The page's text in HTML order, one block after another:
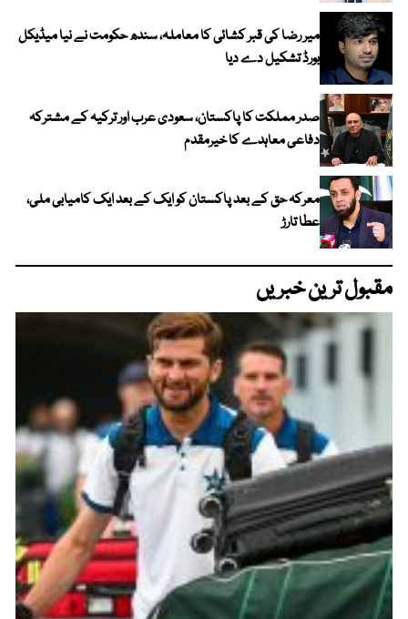
میر رضا کی قبر کشائی کا معاملہ، سندھ حکومت نے نیا میڈیکل
بورڈ تشکیل دے دیا
صدر مملکت کا پاکستان، سعودی عرب اور ترکیہ کے مشترکہ
دفاعی معاہدے کا خیرمقدم
معرکہ حق کے بعد پاکستان کو ایک کے بعد ایک کامیابی ملی،
عطا تارڑ
مقبول ترین خبریں